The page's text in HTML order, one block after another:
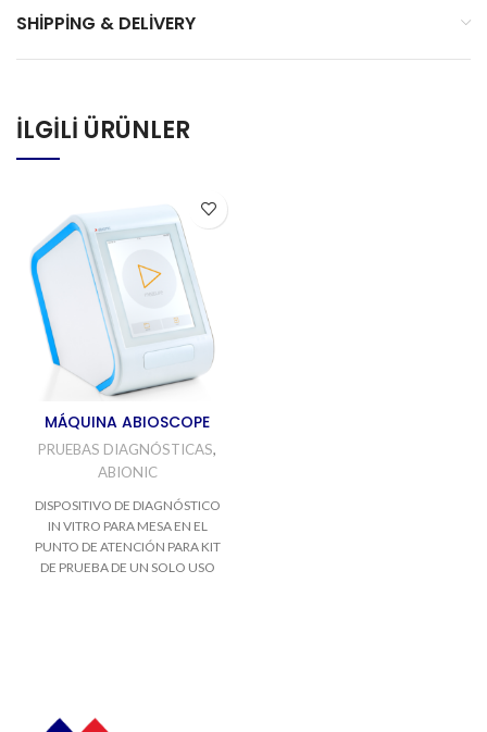
SHIPPING & DELIVERY
İLGILI ÜRÜNLER
MÁQUINA ABIOSCOPE
PRUEBAS DIAGNÓSTICAS,
ABIONIC
DISPOSITIVO DE DIAGNÓSTICO
IN VITRO PARA MESA EN EL
PUNTO DE ATENCIÓN PARA KIT
DE PRUEBA DE UN SOLO USO